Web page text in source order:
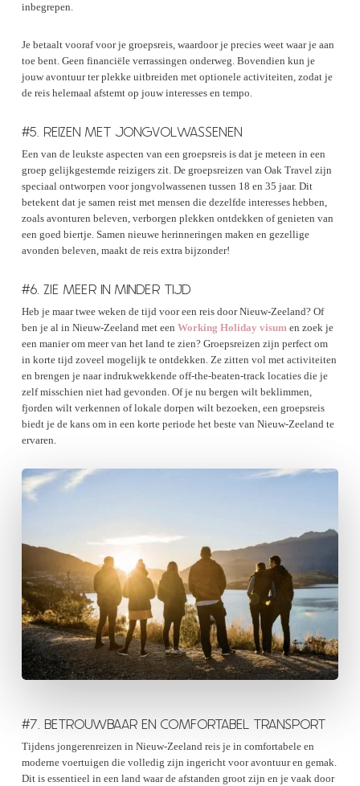
inbegrepen.
Je betaalt vooraf voor je groepsreis, waardoor je precies weet waar je aan
toe bent. Geen financiële verrassingen onderweg. Bovendien kun je
jouw avontuur ter plekke uitbreiden met optionele activiteiten, zodat je
de reis helemaal afstemt op jouw interesses en tempo.
#5. REIZEN MET JONGVOLWASSENEN
Een van de leukste aspecten van een groepsreis is dat je meteen in een
groep gelijkgestemde reizigers zit. De groepsreizen van Oak Travel zijn
speciaal ontworpen voor jongvolwassenen tussen 18 en 35 jaar. Dit
betekent dat je samen reist met mensen die dezelfde interesses hebben,
zoals avonturen beleven, verborgen plekken ontdekken of genieten van
een goed biertje. Samen nieuwe herinneringen maken en gezellige
avonden beleven, maakt de reis extra bijzonder!
#6. ZIE MEER IN MINDER TIJD
Heb je maar twee weken de tijd voor een reis door Nieuw-Zeeland? Of
ben je al in Nieuw-Zeeland met een Working Holiday visumen zoek je
een manier om meer van het land te zien? Groepsreizen zijn perfect om
in korte tijd zoveel mogelijk te ontdekken. Ze zitten vol met activiteiten
en brengen je naar indrukwekkende off-the-beaten-track locaties die je
zelf misschien niet had gevonden. Of je nu bergen wilt beklimmen,
fjorden wilt verkennen of lokale dorpen wilt bezoeken, een groepsreis
biedt je de kans om in een korte periode het beste van Nieuw-Zeeland te
ervaren.
#7. BETROUWBAAR EN COMFORTABEL TRANSPORT
Tijdens jongerenreizen in Nieuw-Zeeland reis je in comfortabele en
moderne voertuigen die volledig zijn ingericht voor avontuur en gemak.
Dit is essentieel in een land waar de afstanden groot zijn en je vaak door